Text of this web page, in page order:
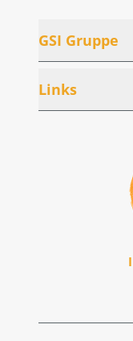
GSI Gruppe
Links